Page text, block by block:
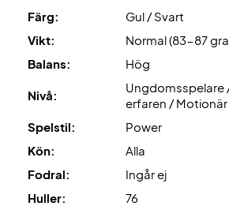
Dansk design med fart och kraft – köp
Levereras med
rekommenderar att du väljer
bästa spelupplevelse.
Experttips:
Vi rekommenderar
10,5 kg i hårdhet.
Levereras utan fodral.
Färg:
Gul / Svart
Vikt:
Normal (83-87
Balans:
Hög
Nivå:
Ungdomsspelare
erfaren / Motionär
Spelstil:
Power
Kön:
Alla
Fodral:
Ingår ej
Huller:
76